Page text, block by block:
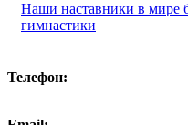
Наши наставники в мире
гимнастики
Телефон: